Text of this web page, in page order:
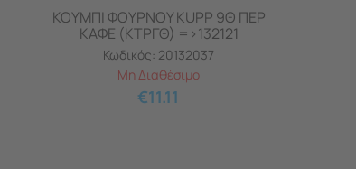
ΚΟΥΜΠΙ ΦΟΥΡΝΟΥ KUPP 9Θ ΠΕΡ
ΚΑΦΕ (ΚΤΡΓΘ) =>132121
Κωδικός: 20132037
Μη Διαθέσιμο
€11.11